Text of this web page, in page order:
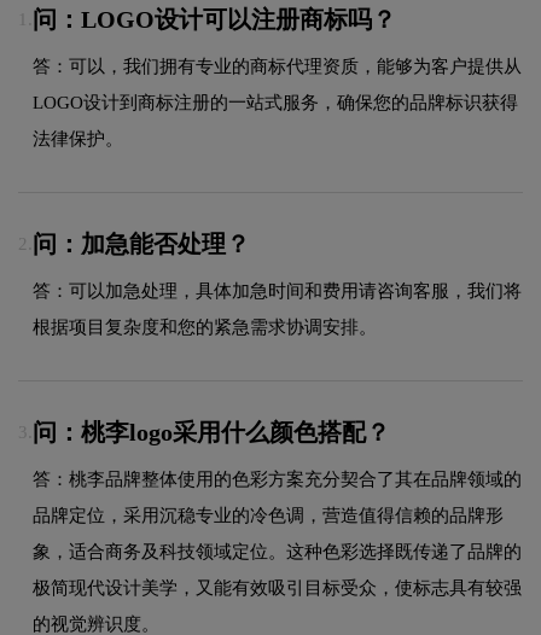
问：LOGO设计可以注册商标吗？
答：可以，我们拥有专业的商标代理资质，能够为客户提供从
LOGO设计到商标注册的一站式服务，确保您的品牌标识获得
法律保护。
2. 问：加急能否处理？
答：可以加急处理，具体加急时间和费用请咨询客服，我们将
根据项目复杂度和您的紧急需求协调安排。
3. 问：桃李logo采用什么颜色搭配？
答：桃李品牌整体使用的色彩方案充分契合了其在品牌领域的
品牌定位，采用沉稳专业的冷色调，营造值得信赖的品牌形
象，适合商务及科技领域定位。这种色彩选择既传递了品牌的
极简现代设计美学，又能有效吸引目标受众，使标志具有较强
的视觉辨识度。